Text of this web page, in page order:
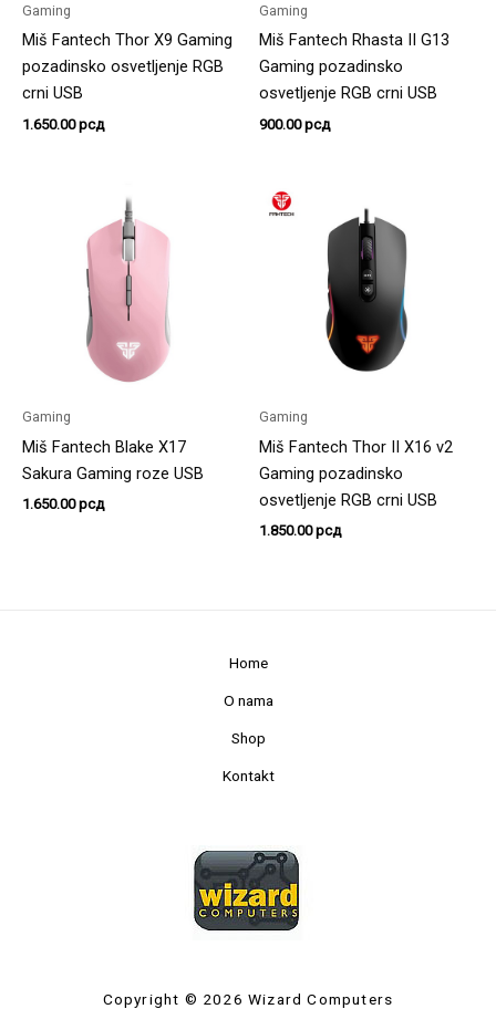
Gaming
Miš Fantech Thor X9 Gaming
pozadinsko osvetljenje RGB
crni USB
1.650.00рсд
Gaming
Miš Fantech Rhasta II G13
Gaming pozadinsko
osvetljenje RGB crni USB
900.00рсд
Gaming
Miš Fantech Blake X17
Sakura Gaming roze USB
1.650.00рсд
Gaming
Miš Fantech Thor II X16 v2
Gaming pozadinsko
osvetljenje RGB crni USB
1.850.00рсд
Home
O nama
Shop
Kontakt
Copyright © 2026 Wizard Computers